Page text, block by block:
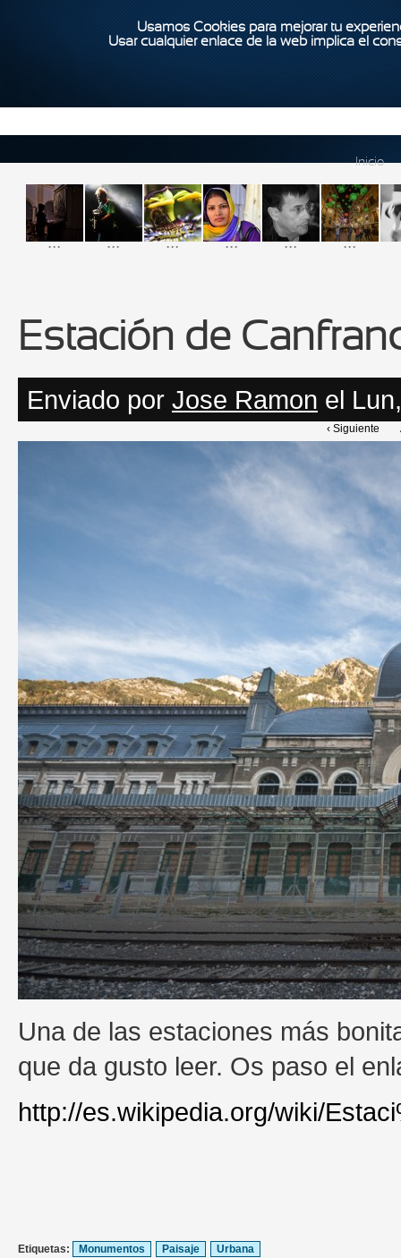
Usamos Cookies para mejorar tu
Usar cualquier enlace de la web implica el
Inicio
... ... ... ... ... ...
Estación de
Enviado por Jose Ramon el
‹ Siguiente
Una de las estaciones más
que da gusto leer. Os paso el
http://es.wikipedia.org/wiki/
Etiquetas: Monumentos Paisaje Urbana